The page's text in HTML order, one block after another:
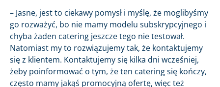
– Jasne, jest to ciekawy pomysł i myślę, że moglibyśmy
go rozważyć, bo nie mamy modelu subskrypcyjnego i
chyba żaden catering jeszcze tego nie testował.
Natomiast my to rozwiązujemy tak, że kontaktujemy
się z klientem. Kontaktujemy się kilka dni wcześniej,
żeby poinformować o tym, że ten catering się kończy,
często mamy jakąś promocyjną ofertę, więc też